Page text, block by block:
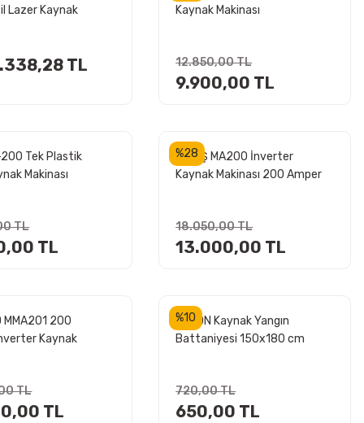
Lazer Kaynak
TL
Kaynak Makinası
12.850,00 TL
9.900,00 TL
200 Tek Plastik
Makinası
TL
TL
%28
NURİŞ MA200 İnverter
Kaynak Makinası 200 Amper
18.050,00 TL
13.000,00 TL
MMA201 200
Kaynak
TL
TL
%10
NEXON Kaynak Yangın
Battaniyesi 150x180 cm
720,00 TL
650,00 TL